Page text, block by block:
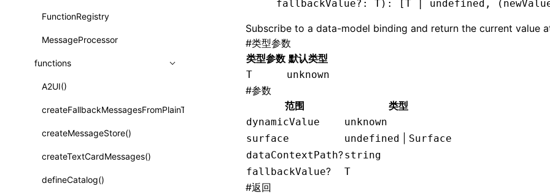
导入属性
类: Component<P, S, SS>
类: MainThreadRef<T>
类: PureComponent<P, S, SS>
函数: cloneElement()
函数: createContext()
函数: createElement()
函数: createPortal()
FunctionRegistry
MessageProcessor
functions
A2UI()
createFallbackMessagesFromPlainText()
createMessageStore()
createTextCardMessages()
defineCatalog()
   fallbackValue
?: T) : [T | undefined ,
Subscribe to a data-model binding and return the current value
#类型参数
类型参数 默认类型
T unknown
#参数
范围
类型
dynamicValue
unknown
surface
undefined
Surface
dataContextPath?string
fallbackValue? T
#返回